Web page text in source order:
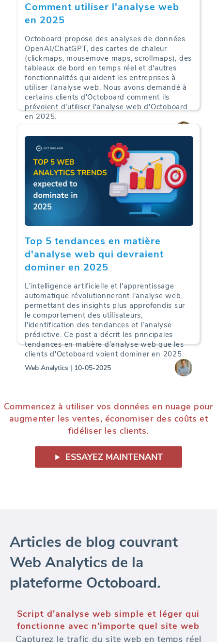
Comment utiliser l'analyse web
en 2025
Octoboard propose des analyses de données
OpenAI/ChatGPT, des cartes de chaleur
(clickmaps, mousemove maps, scrollmaps), des
tableaux de bord en temps réel et d'autres
fonctionnalités qui aident les entreprises à
utiliser l'analyse web. Nous avons demandé à
certains clients d'Octoboard comment ils
prévoient d'utiliser l'analyse web d'Octoboard
en 2025.
Top 5 tendances en matière
d'analyse web qui devraient
dominer en 2025
L'intelligence artificielle et l'apprentissage
automatique révolutionneront l'analyse web,
permettant des insights plus approfondis sur
le comportement des utilisateurs,
l'identification des tendances et l'analyse
prédictive. Ce post a décrit les principales
tendances en matière d'analyse web que les
clients d'Octoboard voient dominer en 2025.
Web Analytics | 10-05-2025
Commencez à utiliser vos données en nuage pour
augmenter les ventes, économiser des coûts et
fidéliser les clients.
ESSAYEZ MAINTENANT
Articles de blog couvrant
Web Analytics de la
plateforme Octoboard.
Script d'analyse web simple et léger qui
fonctionne avec n'importe quel site web
Capturez le trafic du site web en temps réel